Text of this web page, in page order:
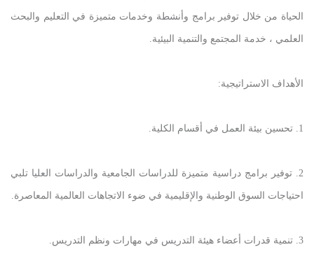
الحياة من خلال توفير برامج وأنشطة وخدمات متميزة في التعليم والبحث
العلمي ، خدمة المجتمع والتنمية البيئية.
الأهداف الاستراتيجية:
1. تحسين بيئة العمل في أقسام الكلية.
2. توفير برامج دراسية متميزة للدراسات الجامعية والدراسات العليا تلبي
احتياجات السوق الوطنية والإقليمية في ضوء الاتجاهات العالمية المعاصرة.
3. تنمية قدرات أعضاء هيئة التدريس في مهارات ونظم التدريس.